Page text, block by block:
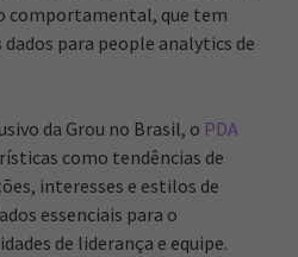
comportamental, que tem
para people analytics de
da Grou no Brasil, o PDA
como tendências de
interesses e estilos de
essenciais para o
de liderança e equipe.